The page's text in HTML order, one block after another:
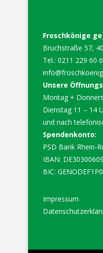
Froschkönige
Bruchstraße 57,
Tel.: 0211 229 60
Unsere
Montag +
Dienstag 11 – 14
und nach
Spendenkonto:
PSD Bank Rhein-
IBAN:
BIC:
Impressum